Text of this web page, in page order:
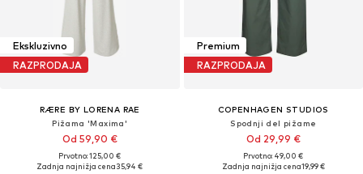
Ekskluzivno
RAZPRODAJA
RÆRE BY LORENA RAE
Pižama 'Maxima'
Od 59,90 €
Prvotno: 125,00 €
Zadnja najnižja cena35,94 €
Premium
RAZPRODAJA
COPENHAGEN STUDIOS
Spodnji del pižame
Od 29,99 €
Prvotno: 49,00 €
Zadnja najnižja cena19,99 €